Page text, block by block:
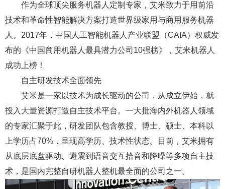
作为全球顶尖服务机器人定制专家，艾米致力于用前沿
技术和革命性智能解决方案打造世界级家用与商用服务机器
人。2017年，中国人工智能机器人产业联盟（CAIA）权威发
布的《中国商用机器人最具潜力公司10强榜》，艾米机器人
成功上榜！
自主研发技术全面领先
艾米是一家以技术为成长驱动的公司，从成立伊始，就
投入大量资源打造自主技术平台。一大批海内外机器人领域
的专家汇聚于此，研发团队包含教授、博士、硕士、本科以
上学历占70%，呈现高学历、技术性状态。目前，艾米拥有
从底层底盘驱动、避震到语音交互拾音和降噪等多项自主技
术，是国内完整自研机器人整机最全面的公司之一。